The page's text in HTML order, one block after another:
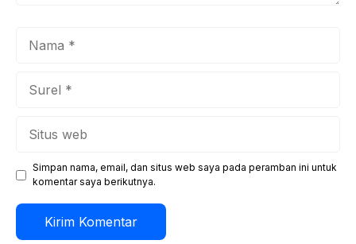
Simpan nama, email, dan situs web saya pada peramban ini untuk
komentar saya berikutnya.